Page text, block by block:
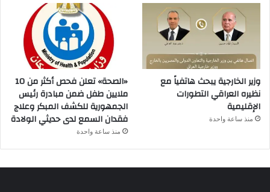
وزير الخارجية يبحث هاتفياً مع
نظيره العراقي التطورات
الإقليمية
منذ ساعة واحدة
«الصحة» تعلن فحص أكثر من 10
ملايين طفل ضمن مبادرة رئيس
الجمهورية للكشف المبكر وعلاج
فقدان السمع لدى حديثي الولادة
منذ ساعة واحدة